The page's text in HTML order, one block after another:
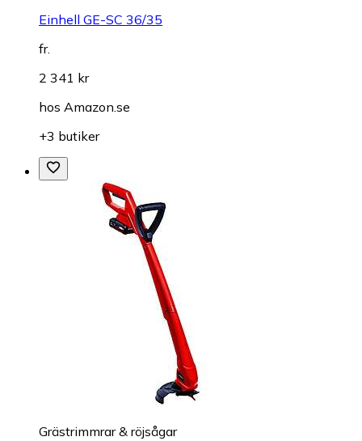
Einhell GE-SC 36/35
fr.
2 341 kr
hos Amazon.se
+3 butiker
Grästrimmrar & röjsågar